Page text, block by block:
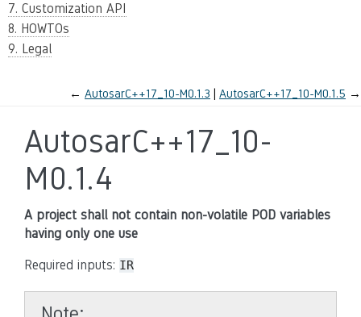
7. Customization API
8. HOWTOs
9. Legal
← AutosarC++17_10-M0.1.3 AutosarC++17_10-M0.1.5 →
AutosarC++17_10-
M0.1.4
A project shall not contain non-volatile POD variables
having only one use
Required inputs: IR